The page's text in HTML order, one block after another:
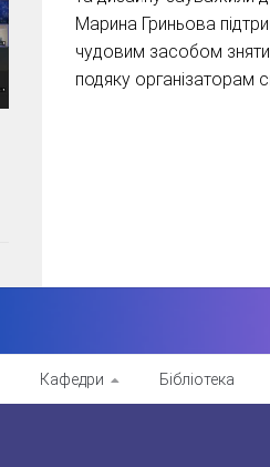
Марина Гриньова
чудовим засобом зняти
подяку організаторам
Кафедри Бібліотека